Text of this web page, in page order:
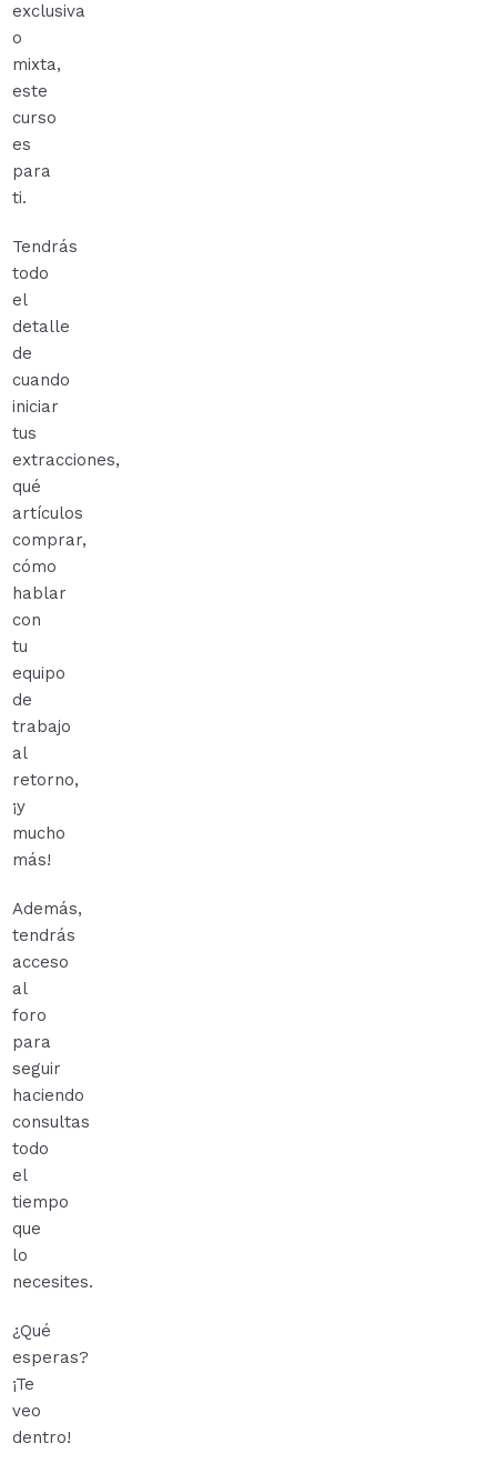
exclusiva
o
mixta,
este
curso
es
para
ti.
Tendrás
todo
el
detalle
de
cuando
iniciar
tus
extracciones,
qué
artículos
comprar,
cómo
hablar
con
tu
equipo
de
trabajo
al
retorno,
¡y
mucho
más!
Además,
tendrás
acceso
al
foro
para
seguir
haciendo
consultas
todo
el
tiempo
que
lo
necesites.
¿Qué
esperas?
¡Te
veo
dentro!